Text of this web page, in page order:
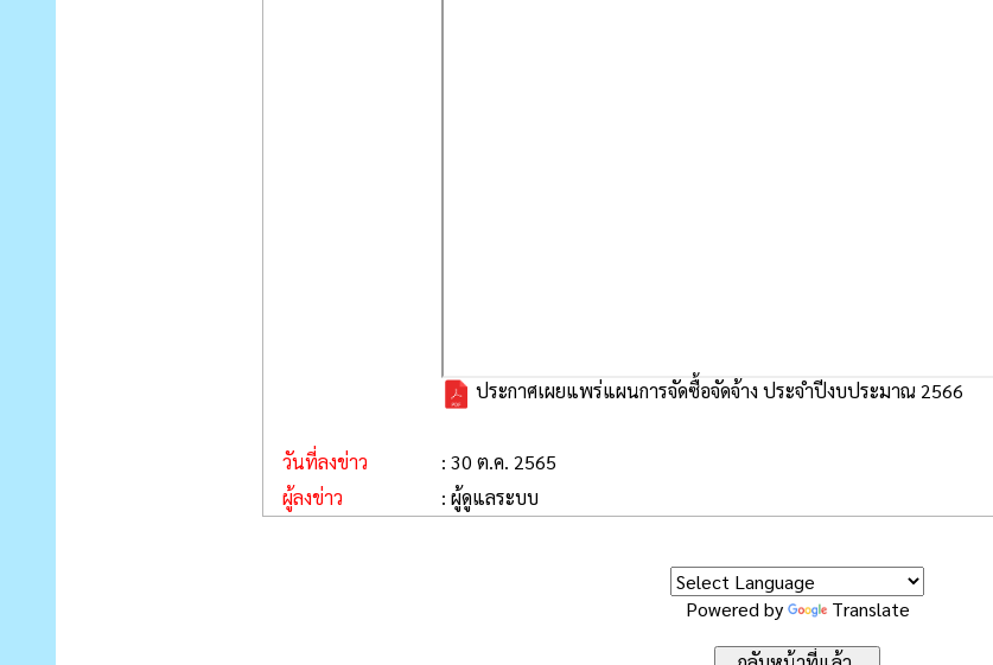
ประกาศเผยแพร่แผนการจัดซื้อจัดจ้าง ประจำปีงบประมาณ 2566
วันที่ลงข่าว
: 30 ต.ค. 2565
ผู้ลงข่าว
: ผู้ดูแลระบบ
Powered by Translate